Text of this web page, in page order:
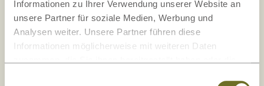
Informationen zu Ihrer Verwendung unserer Website an
unsere Partner für soziale Medien, Werbung und
Analysen weiter. Unsere Partner führen diese
Informationen möglicherweise mit weiteren Daten
und Transparenzsind uns wichtig!
Unser Onlineshop ist mehrfach auf
Kundenorientierung und Sicherheit getestet und
zertifiziert.